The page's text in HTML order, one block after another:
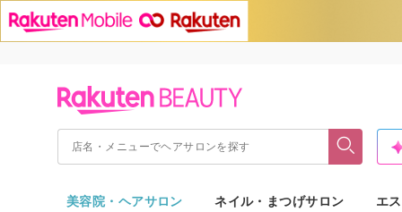
美容院・ヘアサロン ネイル・まつげサロン エ